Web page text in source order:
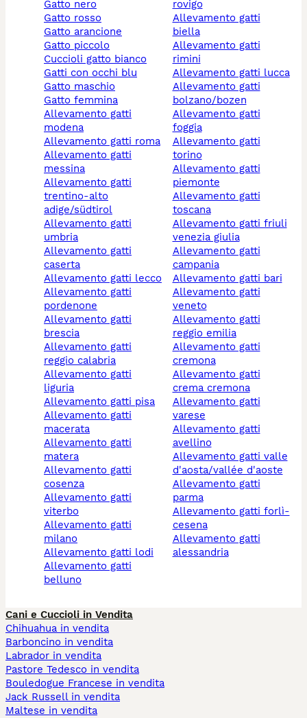
gatto nero
gatto rosso
gatto arancione
gatto piccolo
cuccioli gatto bianco
gatti con occhi blu
gatto maschio
gatto femmina
allevamento gatti
modena
allevamento gatti roma
allevamento gatti
messina
allevamento gatti
trentino-alto
adige/südtirol
allevamento gatti
umbria
allevamento gatti
caserta
allevamento gatti lecco
allevamento gatti
pordenone
allevamento gatti
brescia
allevamento gatti
reggio calabria
allevamento gatti
liguria
allevamento gatti pisa
allevamento gatti
macerata
allevamento gatti
matera
allevamento gatti
cosenza
allevamento gatti
viterbo
allevamento gatti
milano
allevamento gatti lodi
allevamento gatti
belluno
rovigo
allevamento gatti
biella
allevamento gatti
rimini
allevamento gatti lucca
allevamento gatti
bolzano/bozen
allevamento gatti
foggia
allevamento gatti
torino
allevamento gatti
piemonte
allevamento gatti
toscana
allevamento gatti friuli
venezia giulia
allevamento gatti
campania
allevamento gatti bari
allevamento gatti
veneto
allevamento gatti
reggio emilia
allevamento gatti
cremona
allevamento gatti
crema cremona
allevamento gatti
varese
allevamento gatti
avellino
allevamento gatti valle
d'aosta/vallée d'aoste
allevamento gatti
parma
allevamento gatti forlì-
cesena
allevamento gatti
alessandria
Cani e Cuccioli in Vendita
Chihuahua in vendita
Barboncino in vendita
Labrador in vendita
Pastore Tedesco in vendita
Bouledogue Francese in vendita
Jack Russell in vendita
Maltese in vendita